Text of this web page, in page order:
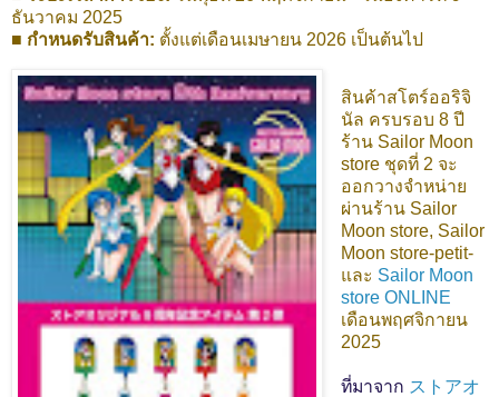
ธันวาคม 2025
■ กำหนดรับสินค้า: ตั้งแต่เดือนเมษายน 2026 เป็นต้นไป
สินค้าสโตร์ออริจิ
นัล ครบรอบ 8 ปี
ร้าน Sailor Moon
store ชุดที่ 2 จะ
ออกวางจำหน่าย
ผ่านร้าน Sailor
Moon store, Sailor
Moon store-petit-
และ Sailor Moon
store ONLINE
เดือนพฤศจิกายน
2025
ที่มาจาก ストアオ